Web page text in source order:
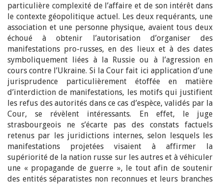
particulière complexité de l’affaire et de son intérêt dans
le contexte géopolitique actuel. Les deux requérants, une
association et une personne physique, avaient tous deux
échoué à obtenir l’autorisation d’organiser des
manifestations pro-russes, en des lieux et à des dates
symboliquement liées à la Russie ou à l’agression en
cours contre l’Ukraine. Si la Cour fait ici application d’une
jurisprudence particulièrement étoffée en matière
d’interdiction de manifestations, les motifs qui justifient
les refus des autorités dans ce cas d’espèce, validés par la
Cour, se révèlent intéressants. En effet, le juge
strasbourgeois ne s’écarte pas des constats factuels
retenus par les juridictions internes, selon lesquels les
manifestations projetées visaient à affirmer la
supériorité de la nation russe sur les autres et à véhiculer
une « propagande de guerre », le tout afin de soutenir
des entités séparatistes non reconnues et leurs branches